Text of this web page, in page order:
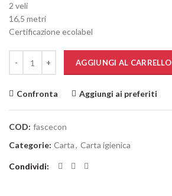
2 veli
16,5 metri
Certificazione ecolabel
AGGIUNGI AL CARRELLO
Confronta Aggiungi ai preferiti
COD: fascecon
Categorie: Carta, Carta igienica
Condividi